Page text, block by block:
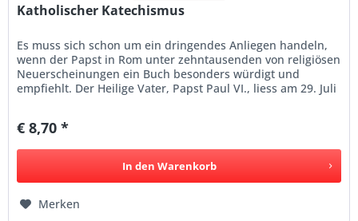
Katholischer Katechismus
Es muss sich schon um ein dringendes Anliegen handeln,
wenn der Papst in Rom unter zehntausenden von religiösen
Neuerscheinungen ein Buch besonders würdigt und
empfiehlt. Der Heilige Vater, Papst Paul VI., liess am 29. Juli
€ 8,70 *
In den Warenkorb
Merken